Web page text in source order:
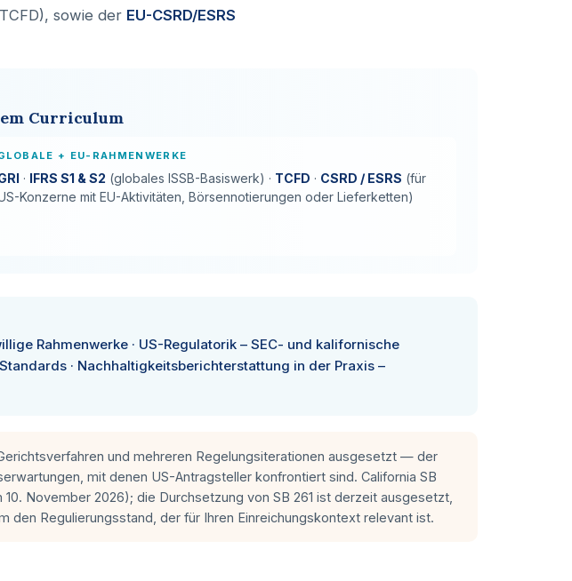
sowie der EU-CSRD/ESRS
Curriculum
+ EU-RAHMENWERKE
· IFRS S1 & S2 (globales ISSB-Basiswerk) · TCFD · CSRD / ESRS (für
Konzerne mit EU-Aktivitäten, Börsennotierungen oder Lieferketten)
Rahmenwerke · US-Regulatorik – SEC- und kalifornische
Standards · Nachhaltigkeitsberichterstattung in der Praxis –
und mehreren Regelungsiterationen ausgesetzt — der
mit denen US-Antragsteller konfrontiert sind. California SB
November 2026); die Durchsetzung von SB 261 ist derzeit ausgesetzt,
Regulierungsstand, der für Ihren Einreichungskontext relevant ist.